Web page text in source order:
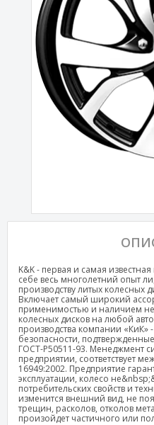
K&K - первая и самая
себе весь многолетний опыт
производству литых колесных
Включает самый широкий
применимостью и наличием
колесных дисков на любой
производства компании «КиК» -
безопасности,
ГОСТ-Р50511-93. Менеджмент
предприятии, соответствует
16949:2002. Предприятие
эксплуатации, колесо
потребительских свойств и
изменится внешний вид, не
трещин, расколов, отколов
произойдет частичного или